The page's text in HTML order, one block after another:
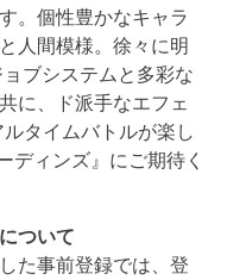
。個性豊かなキャラ
人間模様。徐々に明
ブシステムと多彩な
に、ド派手なエフェ
タイムバトルが楽し
ディンズ』にご期待く
ついて
た事前登録では、登